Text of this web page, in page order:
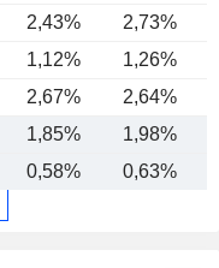
2,43% 2,73%
1,12% 1,26%
2,67% 2,64%
1,85% 1,98%
0,58% 0,63%